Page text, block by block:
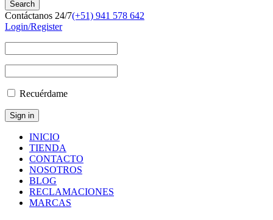
Contáctanos 24/7(+51) 941 578 642
Login/Register
Recuérdame
INICIO
TIENDA
CONTACTO
NOSOTROS
BLOG
RECLAMACIONES
MARCAS